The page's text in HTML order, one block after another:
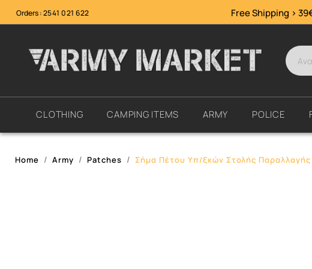
Orders :2541 021 622 Free Shipping >
CLOTHING CAMPING ITEMS ARMY POLICE
Home Army Patches Σήμα Πέτου Υπ/ξκών Στολής Παραλλαγής